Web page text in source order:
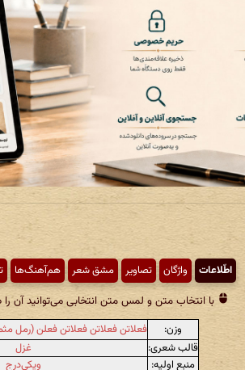
اطّلاعات واژگان تصاویر مشق شعر هم‌آهنگ‌ها
با انتخاب متن و لمس متن انتخابی می‌توانید آن
وزن:
فعلاتن فعلاتن فعلاتن فعلن (رمل
قالب شعری:
غزل
منبع اولیه:
ویکی‌درج